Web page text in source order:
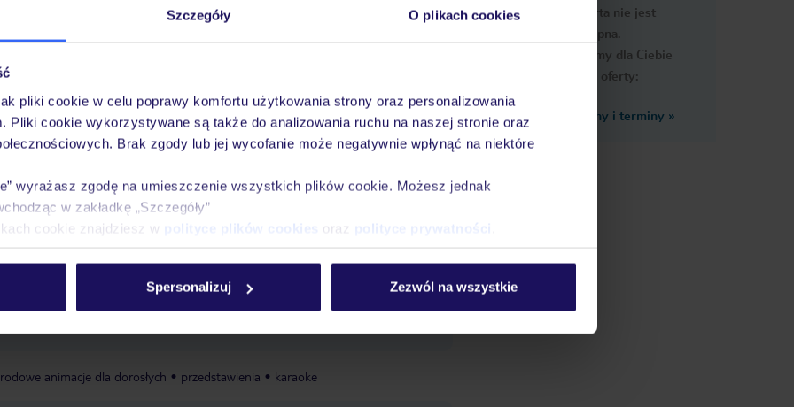
Szczegóły O plikach cookies
pliki cookie w celu poprawy komfortu użytkowania strony oraz personalizowania
Pliki cookie wykorzystywane są także do analizowania ruchu na naszej stronie oraz
Brak zgody lub jej wycofanie może negatywnie wpłynąć na niektóre
wyrażasz zgodę na umieszczenie wszystkich plików cookie. Możesz jednak
w zakładkę „Szczegóły”
cookie znajdziesz w polityce plików cookies oraz polityce prywatności
Spersonalizuj Zezwól na wszystkie
Wyżywienie Ważne informacje
ręczniki w cenie
Aqua Park“: w cenie, zewnętrzny, ze słodką wodą, liczba zjeżdżalni: 8, w cenie,
basen „Pool“: w cenie, zewnętrzny, ze słodką wodą, leżaki: w cenie,
Pool“: w cenie, kryty, ze słodką wodą ręczniki: w cenie
zabiegi kąpielowe zabiegi medyczne
animacje dla dorosłych przedstawienia karaoke
Ups, ta oferta nie jest
dostępna.
Przygotowaliśmy dla Ciebie
podobne oferty:
Zobacz inne ceny i terminy »